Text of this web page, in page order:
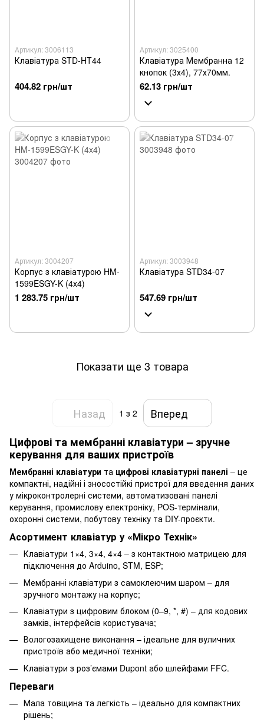
Артикул: 3006113
Клавіатура STD-HT44
404.82 грн/шт
Артикул: 3025400
Клавіатура Мембранна 12
кнопок (3х4), 77х70мм.
62.13 грн/шт
Артикул: 3004207
Корпус з клавіатурою HM-
1599ESGY-K (4x4)
1 283.75 грн/шт
Артикул: 3003948
Клавіатура STD34-07
547.69 грн/шт
Показати ще 3 товара
Назад 1 з 2
Вперед
Цифрові та мембранні клавіатури – зручне
керування для ваших пристроїв
Мембранні клавіатури та цифрові клавіатурні панелі – це
компактні, надійні і зносостійкі пристрої для введення даних
у мікроконтролерні системи, автоматизовані панелі
керування, промислову електроніку, POS-термінали,
охоронні системи, побутову техніку та DIY-проєкти.
Асортимент клавіатур у «Мікро Технік»
Клавіатури 1×4, 3×4, 4×4 – з контактною матрицею для
підключення до Arduino, STM, ESP;
Мембранні клавіатури з самоклеючим шаром – для
зручного монтажу на корпус;
Клавіатури з цифровим блоком (0–9, *, #) – для кодових
замків, інтерфейсів користувача;
Вологозахищене виконання – ідеальне для вуличних
пристроїв або медичної техніки;
Клавіатури з роз’ємами Dupont або шлейфами FFC.
Переваги
Мала товщина та легкість – ідеально для компактних
рішень;